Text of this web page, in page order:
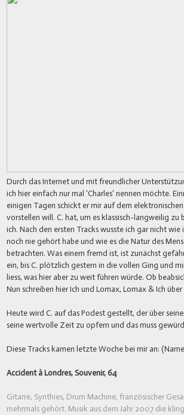
Durch das Internet und mit freundlicher
ich hier einfach nur mal 'Charles' nennen möchte.
einigen Tagen schickt er mir auf dem
vorstellen will. C. hat, um es klassisch-langweilig
ich. Nach den ersten Tracks wusste ich gar nicht
noch nie gehört habe und wie es die Natur des
betrachten. Was einem fremd ist, ist zunächst
ein, bis C. plötzlich gestern in die vollen Ging und
liess, was hier aber zu weit führen würde. Ob
Nun schreiben hier Ich und Lomax, Lomax & Ich über
Heute wird C. auf das Podest gestellt, der über
seine wertvolle Zeit zu opfern und das muss
Diese Tracks kamen letzte Woche bei mir an:
Accident à Londres, Souvenir, 64
Gitarre, Synthies, Drum Machine, französischer
mehrmals gehört. Musik aus dem Jahr 2007 die